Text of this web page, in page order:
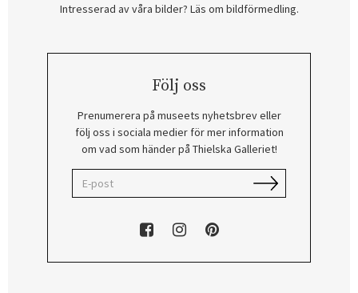
Intresserad av våra bilder? Läs om bildförmedling.
Följ oss
Prenumerera på museets nyhetsbrev eller
följ oss i sociala medier för mer information
om vad som händer på Thielska Galleriet!